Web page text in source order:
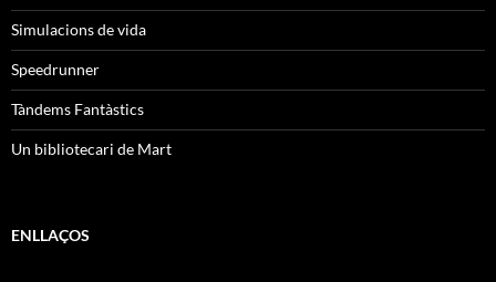
Simulacions de vida
Speedrunner
Tàndems Fantàstics
Un bibliotecari de Mart
ENLLAÇOS